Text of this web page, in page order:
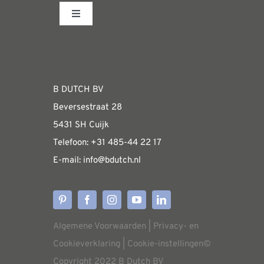
worden
op
de
productpagina
Toggle
WEBSHOP
Algemene informatie &
Verzendkosten
Levertijden
Aflevering
B DUTCH BV
Beversestraat 28
5431 SH Cuijk
Telefoon: +31 485-44 22 17
E-mail: info@bdutch.nl
Algemene Voorwaarden
Privacy- en
Cookieverklaring
Cookie-instellingen©